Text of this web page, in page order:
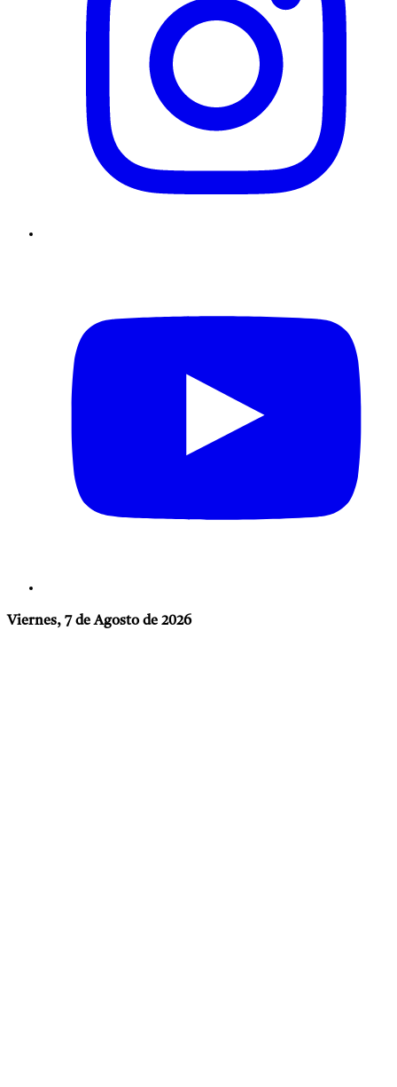
Viernes, 7 de Agosto de 2026